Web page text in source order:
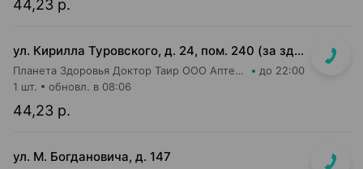
44,23 р.
ул. Кирилла Туровского, д. 24, пом. 240 (за зданием ТРЦ Dana Mall, пешеходный бульвар Пикассо, ориентир на мед.центр "Маяк Здоровья", 1 эт. жилого дома)
Планета Здоровья Доктор Таир ООО Аптека №31 до 22:00
44,23 р.
1 шт. обновл. в 08:06
ул. М. Богдановича, д. 147